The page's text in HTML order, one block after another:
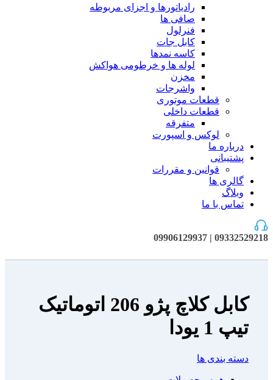
رادیاتورها و اجزای مربوطه
صافی ها
فنرلول
کابل جات
کاسه نمدها
لوله ها و خرطومی هواکش
مخزن
واشرجات
قطعات موتوری
قطعات داخلی
متفرقه
لوکس و اسپورت
درباره ما
پشتیبانی
قوانین و مقررات
گالری ها
وبلاگ
تماس با ما
09332529218 | 09906129937
کابل کلاچ پژو 206 اتوماتیک
تیپ 1 یودا
دسته بندی ها